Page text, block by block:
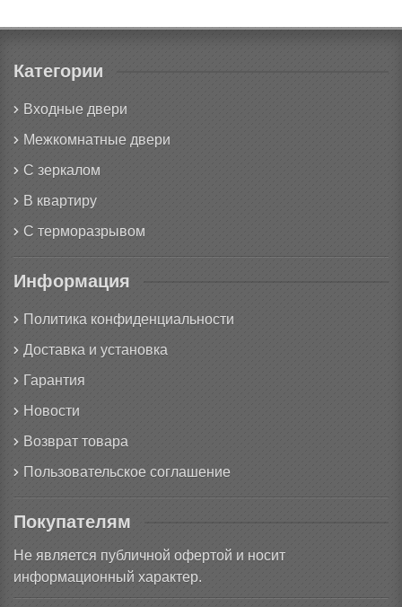
Категории
Входные двери
Межкомнатные двери
С зеркалом
В квартиру
С терморазрывом
Информация
Политика конфиденциальности
Доставка и установка
Гарантия
Новости
Возврат товара
Пользовательское соглашение
Покупателям
Не является публичной офертой и носит
информационный характер.